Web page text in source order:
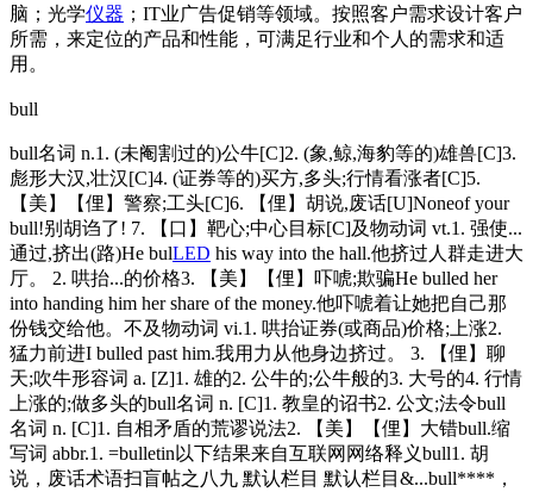
脑；光学仪器 ；IT业广告促销等领域。按照客户需求设计客户
所需，来定位的产品和性能，可满足行业和个人的需求和适
用。
bull
bull名词 n.1. (未阉割过的)公牛[C]2. (象,鲸,海豹等的)雄兽[C]3.
彪形大汉,壮汉[C]4. (证券等的)买方,多头;行情看涨者[C]5.
【美】【俚】警察;工头[C]6. 【俚】胡说,废话[U]Noneof your
bull!别胡诌了! 7. 【口】靶心;中心目标[C]及物动词 vt.1. 强使...
通过,挤出(路)He bulLED his way into the hall.他挤过人群走进大
厅。 2. 哄抬...的价格3. 【美】【俚】吓唬;欺骗He bulled her
into handing him her share of the money.他吓唬着让她把自己那
份钱交给他。不及物动词 vi.1. 哄抬证券(或商品)价格;上涨2.
猛力前进I bulled past him.我用力从他身边挤过。 3. 【俚】聊
天;吹牛形容词 a. [Z]1. 雄的2. 公牛的;公牛般的3. 大号的4. 行情
上涨的;做多头的bull名词 n. [C]1. 教皇的诏书2. 公文;法令bull
名词 n. [C]1. 自相矛盾的荒谬说法2. 【美】【俚】大错bull.缩
写词 abbr.1. =bulletin以下结果来自互联网网络释义bull1. 胡
说，废话术语扫盲帖之八九 默认栏目 默认栏目&...bull****，